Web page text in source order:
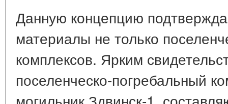
Данную концепцию
материалы не только
комплексов. Ярким
поселенческо-погребальный